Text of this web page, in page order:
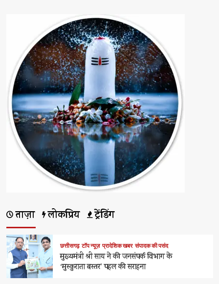
ताज़ा लोकप्रिय ट्रेंडिंग
छत्तीसगढ़ टॉप न्यूज़ प्रादेशिक खबर संपादक की पसंद
मुख्यमंत्री श्री साय ने की जनसंपर्क विभाग के
‘मुस्कुराता बस्तर’ पहल की सराहना